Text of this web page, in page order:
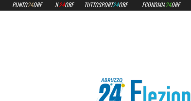
PUNTO24ORE IL24ORE TUTTOSPORT24ORE ECONOMIA24ORE